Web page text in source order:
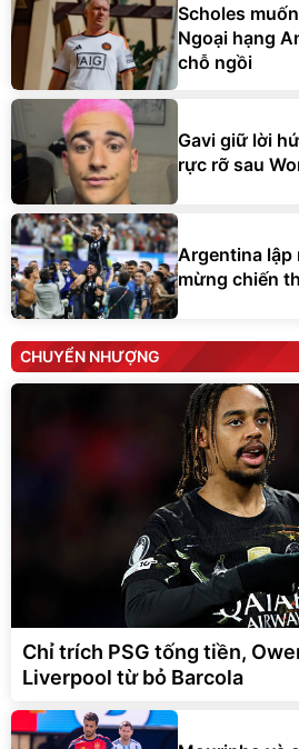
Scholes
Ngoại hạng
chỗ ngồi
Gavi giữ lời
rực rỡ sau
Argentina lập
mừng chiến
CHUYỂN NHƯỢNG
Chỉ trích PSG tống tiền,
Liverpool từ bỏ Barcola